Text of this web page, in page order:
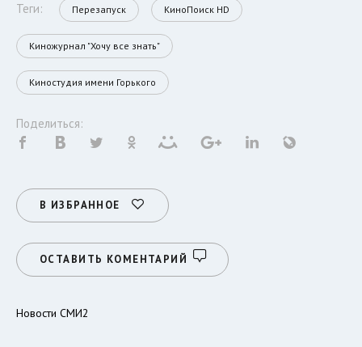
Теги: Перезапуск КиноПоиск HD
Киножурнал "Хочу все знать"
Киностудия имени Горького
Поделиться:
В ИЗБРАННОЕ
ОСТАВИТЬ КОМЕНТАРИЙ
Новости СМИ2